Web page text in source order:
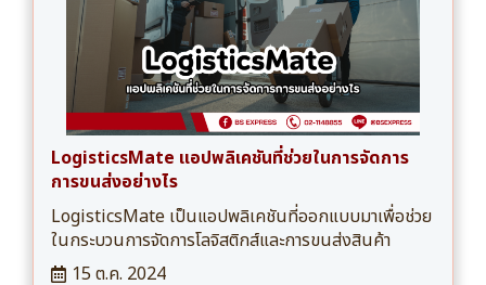
LogisticsMate แอปพลิเคชันที่ช่วยในการจัดการ
การขนส่งอย่างไร
LogisticsMate เป็นแอปพลิเคชันที่ออกแบบมาเพื่อช่วย
ในกระบวนการจัดการโลจิสติกส์และการขนส่งสินค้า
15 ต.ค. 2024